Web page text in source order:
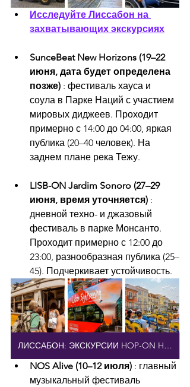
Исследуйте Лиссабон на
захватывающих экскурсиях
SunceBeat New Horizons (19–22
июня, дата будет определена
позже) : фестиваль хауса и
соула в Парке Наций с участием
мировых диджеев. Проходит
примерно с 14:00 до 04:00, яркая
публика (20–40 человек). На
заднем плане река Тежу.
LISB-ON Jardim Sonoro (27–29
июня, время уточняется) :
дневной техно- и джазовый
фестиваль в парке Монсанто.
Проходит примерно с 12:00 до
23:00, разнообразная публика (25–
45). Подчеркивает устойчивость.
ЛИССАБОН: ЭКСКУРСИИ HOP-ON HOP-OFF
NOS Alive (10–12 июля) : главный
музыкальный фестиваль